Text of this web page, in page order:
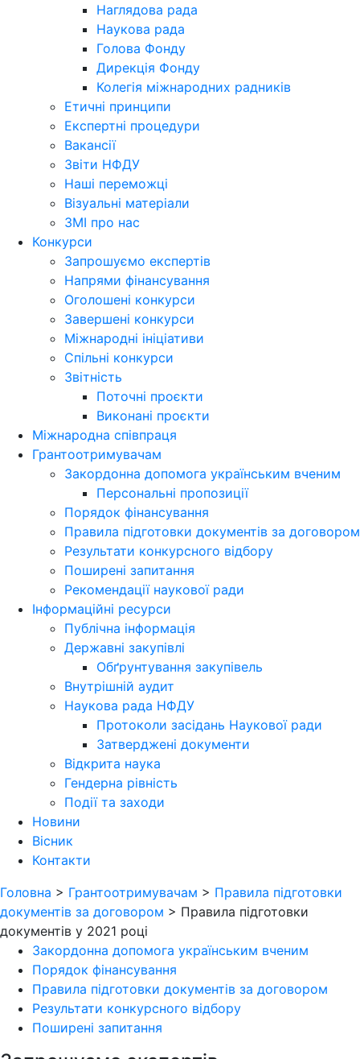
Наглядова рада
Наукова рада
Голова Фонду
Дирекція Фонду
Колегія міжнародних радників
Етичні принципи
Експертні процедури
Вакансії
Звіти НФДУ
Наші переможці
Візуальні матеріали
ЗМІ про нас
Конкурси
Запрошуємо експертів
Напрями фінансування
Оголошені конкурси
Завершені конкурси
Міжнародні ініціативи
Спільні конкурси
Звітність
Поточні проєкти
Виконані проєкти
Міжнародна співпраця
Грантоотримувачам
Закордонна допомога українським вченим
Персональні пропозиції
Порядок фінансування
Правила підготовки документів за договором
Результати конкурсного відбору
Поширені запитання
Рекомендації наукової ради
Інформаційні ресурси
Публічна інформація
Державні закупівлі
Обґрунтування закупівель
Внутрішній аудит
Наукова рада НФДУ
Протоколи засідань Наукової ради
Затверджені документи
Відкрита наука
Гендерна рівність
Події та заходи
Новини
Вісник
Контакти
Головна > Грантоотримувачам > Правила підготовки
документів за договором > Правила підготовки
документів у 2021 році
Закордонна допомога українським вченим
Порядок фінансування
Правила підготовки документів за договором
Результати конкурсного відбору
Поширені запитання